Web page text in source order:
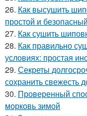
26. Как высушить
простой и
27. Как сушить
28. Как правильно
условиях: простая
29. Секреты
сохранить свежесть
30. Проверенный
морковь зимой